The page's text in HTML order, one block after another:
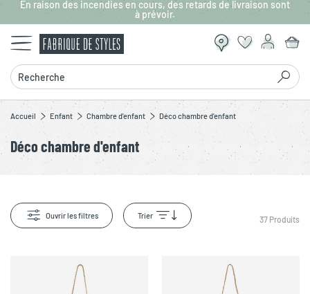
Aller au contenu principal
En raison des incendies en cours, des retards de livraison sont
à prévoir.
Recherche
Accueil Enfant Chambre d'enfant Déco chambre d'enfant
Déco chambre d'enfant
Ouvrir les filtres Trier 37 Produits